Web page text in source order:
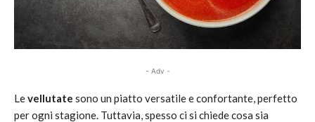
- Adv -
Levellutate sono un piatto versatile e confortante, perfetto
per ogni stagione. Tuttavia, spesso ci si chiede cosa sia